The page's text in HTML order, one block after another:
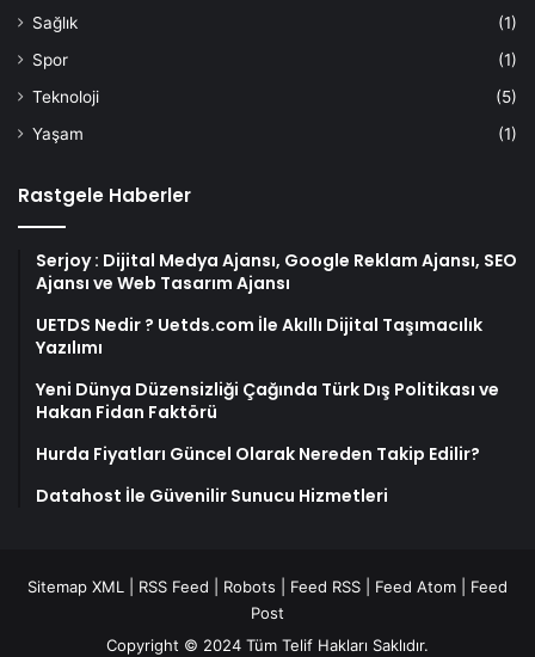
Sağlık
(1)
Spor
(1)
Teknoloji
(5)
Yaşam
(1)
Rastgele Haberler
Serjoy : Dijital Medya Ajansı, Google Reklam Ajansı, SEO
Ajansı ve Web Tasarım Ajansı
UETDS Nedir ? Uetds.com İle Akıllı Dijital Taşımacılık
Yazılımı
Yeni Dünya Düzensizliği Çağında Türk Dış Politikası ve
Hakan Fidan Faktörü
Hurda Fiyatları Güncel Olarak Nereden Takip Edilir?
Datahost İle Güvenilir Sunucu Hizmetleri
Sitemap XML RSS Feed Robots Feed RSS Feed Atom
Feed
Post
Copyright © 2024 Tüm Telif Hakları Saklıdır.